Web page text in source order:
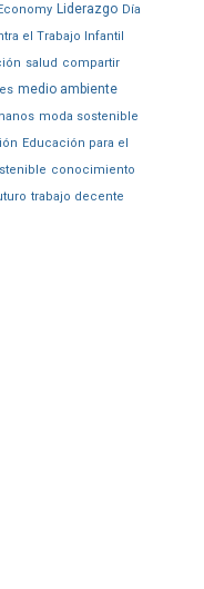
Liderazgo Día
el Trabajo Infantil
salud compartir
medio ambiente
moda sostenible
Educación para el
conocimiento
trabajo decente